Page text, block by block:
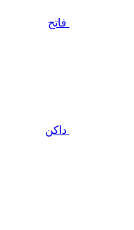
فاتح
داكن